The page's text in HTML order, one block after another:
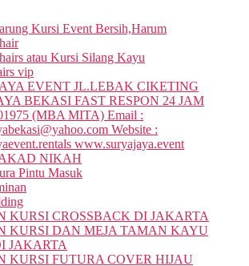
Kursi Event Bersih,Harum
atau Kursi Silang Kayu
vip
EVENT JL.LEBAK CIKETING
BEKASI FAST RESPON 24 JAM
(MBA MITA) Email :
Website :
www.suryajaya.event
NIKAH
Pintu Masuk
KURSI CROSSBACK DI JAKARTA
KURSI DAN MEJA TAMAN KAYU
JAKARTA
KURSI FUTURA COVER HIJAU